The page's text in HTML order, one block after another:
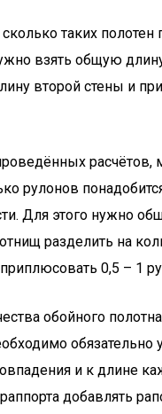
таких полотен
взять общую
второй стены и
расчётов,
рулонов
Для этого нужно
разделить на
0,5 – 1
обойного
обязательно
и к длине
добавлять